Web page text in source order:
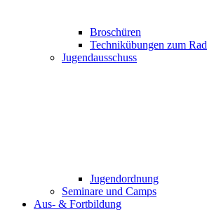
Broschüren
Technikübungen zum
Jugendausschuss
Jugendordnung
Seminare und Camps
Aus- & Fortbildung